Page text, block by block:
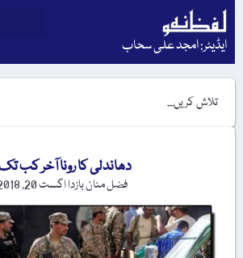
ایڈیٹر: امجد علی سحاب
دھاندلی کا رونا آخر کب تک؟
فضل منان بازدااگست 20, 2018